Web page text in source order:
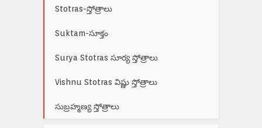
Stotras-స్తోత్రాలు
Suktam-సూక్తం
Surya Stotras సూర్య స్తోత్రాలు
Vishnu Stotras విష్ణు స్తోత్రాలు
సుబ్రహ్మణ్య స్తోత్రాలు